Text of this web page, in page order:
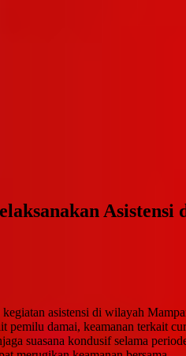
asistensi di wilayah
damai, keamanan terkait
suasana kondusif selama